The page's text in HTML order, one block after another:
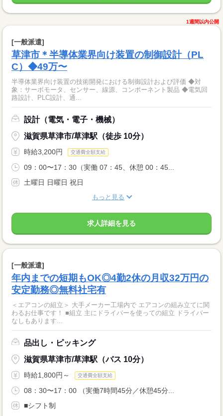
1週間以内公開
[一般派遣]
草津市＊半導体業界向け装置の制御設計（PL
C）◆49万〜
半導体業界向け装置の技術開発における制御設計および評価 ◆対
象：サーボモータ、センサー、線源、コンポーネント製品 ◆電気回
路設計、PLC設計、通...
設計（電気・電子・機械）
滋賀県草津市/草津駅（徒歩 10分）
時給3,200円 交通費全額支給
09：00〜17：30（実働 07：45、休憩 00：45...
土曜日 日曜日 祝日
もっと見る
求人詳細を見る
[一般派遣]
年内までの短期もOK◎4勤2休の月収32万円の
安定勤務◎無料社宅有
＜エアコンの組立＞ 大手メーカー工場内で エアコンの組み立てに関
わるお仕事です！ ■組立 主にドライバーを使っての組立 ドライバー
なしもあります...
品出し・ピッキング
滋賀県草津市/草津駅（バス 10分）
時給1,800円～ 交通費全額支給
08：30〜17：00 （実働7時間45分／休憩45分...
■シフト制